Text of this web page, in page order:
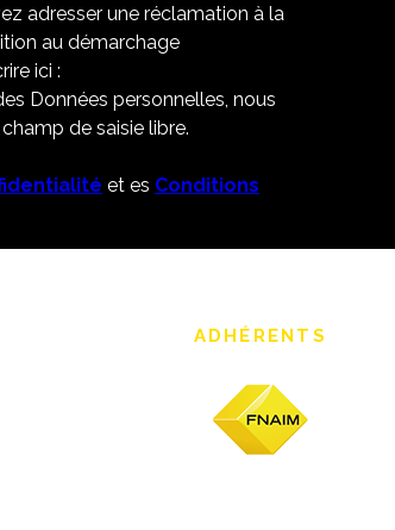
adresser une réclamation à la
au démarchage
ici :
Données personnelles, nous
de saisie libre.
et es Conditions
ADHÉRENTS